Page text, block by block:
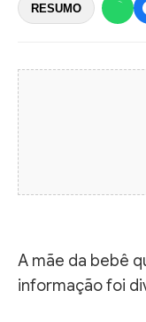
RESUMO
A mãe da bebê
informação foi